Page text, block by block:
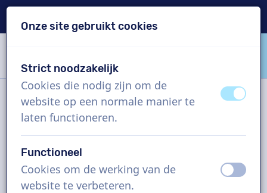
VoiceProductions
Filter
Project
Onze site gebruikt cookies
Strict noodzakelijk
Cookies die nodig zijn om de
website op een normale manier te
laten functioneren.
uitaan
Functioneel
Cookies om de werking van de
website te verbeteren.
uit aan